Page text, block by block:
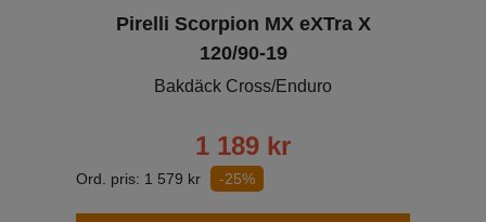
Pirelli Scorpion MX eXTra X
120/90-19
Bakdäck Cross/Enduro
1 189 kr
Ord. pris: 1 579 kr -25%